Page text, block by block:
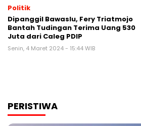
Politik
Dipanggil Bawaslu, Fery Triatmojo
Bantah Tudingan Terima Uang 530
Juta dari Caleg PDIP
Senin, 4 Maret 2024 - 15:44 WIB
PERISTIWA